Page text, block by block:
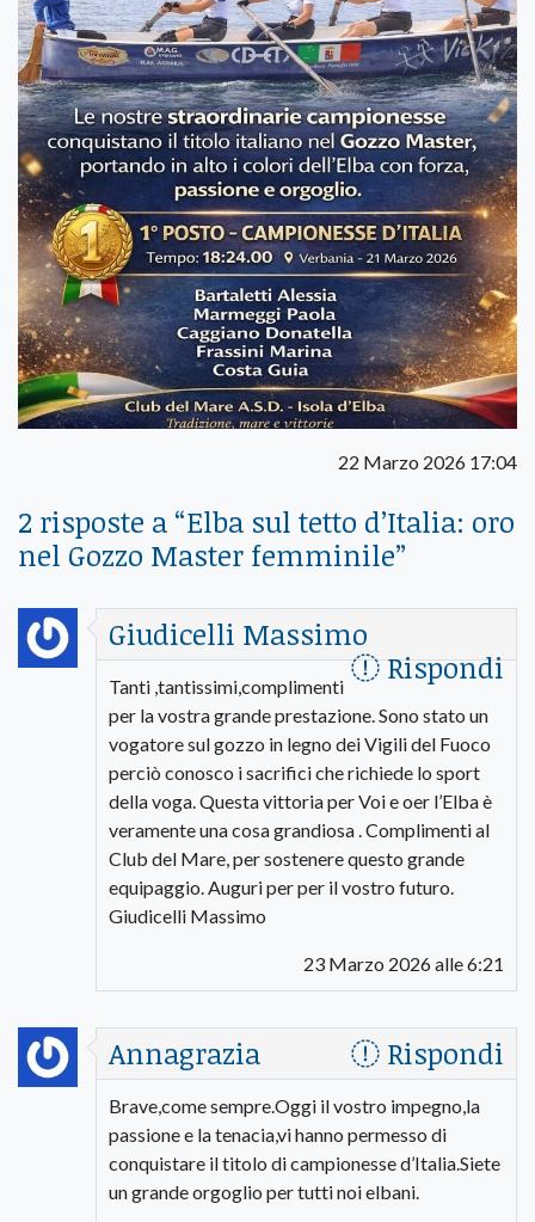
22 Marzo 2026 17:04
2 risposte a “Elba sul tetto d’Italia: oro
nel Gozzo Master femminile”
Giudicelli Massimo
Rispondi
Tanti ,tantissimi,complimenti
per la vostra grande prestazione. Sono stato un
vogatore sul gozzo in legno dei Vigili del Fuoco
perciò conosco i sacrifici che richiede lo sport
della voga. Questa vittoria per Voi e oer l’Elba è
veramente una cosa grandiosa . Complimenti al
Club del Mare, per sostenere questo grande
equipaggio. Auguri per per il vostro futuro.
Giudicelli Massimo
23 Marzo 2026 alle 6:21
Annagrazia Rispondi
Brave,come sempre.Oggi il vostro impegno,la
passione e la tenacia,vi hanno permesso di
conquistare il titolo di campionesse d’Italia.Siete
un grande orgoglio per tutti noi elbani.